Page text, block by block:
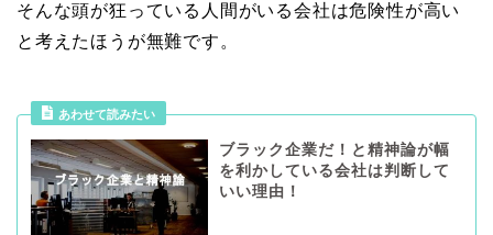
そんな頭が狂っている人間がいる会社は危険性が高い
と考えたほうが無難です。
あわせて読みたい
ブラック企業だ！と精神論が幅
を利かしている会社は判断して
いい理由！